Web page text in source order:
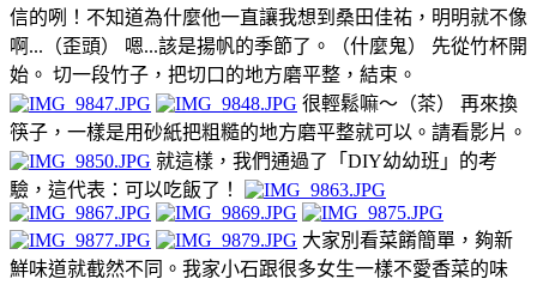
信的咧！不知道為什麼他一直讓我想到桑田佳祐，明明就不像
啊...（歪頭） 嗯...該是揚帆的季節了。（什麼鬼） 先從竹杯開
始。 切一段竹子，把切口的地方磨平整，結束。
很輕鬆嘛～（茶） 再來換
筷子，一樣是用砂紙把粗糙的地方磨平整就可以。請看影片。
就這樣，我們通過了「DIY幼幼班」的考
驗，這代表：可以吃飯了！
大家別看菜餚簡單，夠新
鮮味道就截然不同。我家小石跟很多女生一樣不愛香菜的味